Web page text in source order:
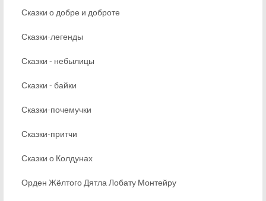
Сказки о добре и доброте
Сказки-легенды
Сказки - небылицы
Сказки - байки
Сказки-почемучки
Сказки-притчи
Сказки о Колдунах
Орден Жёлтого Дятла Лобату Монтейру